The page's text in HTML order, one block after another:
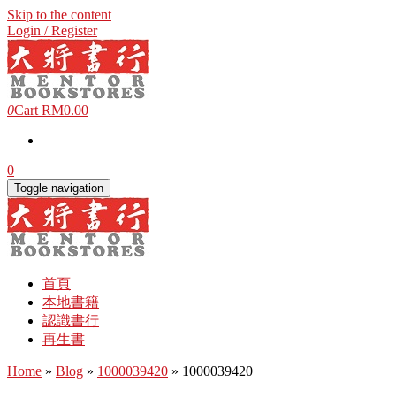
Skip to the content
Login / Register
0Cart RM0.00
0
Toggle navigation
首頁
本地書籍
認識書行
再生書
Home » Blog » 1000039420 » 1000039420